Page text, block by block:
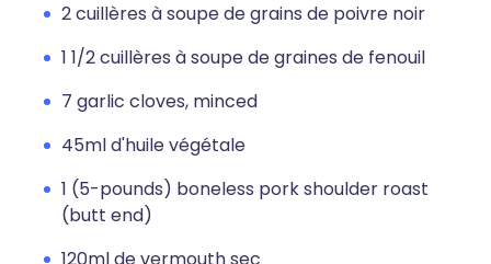
2 cuillères à soupe de grains de poivre noir
1 1/2 cuillères à soupe de graines de fenouil
7 garlic cloves, minced
45ml d'huile végétale
1 (5-pounds) boneless pork shoulder roast
(butt end)